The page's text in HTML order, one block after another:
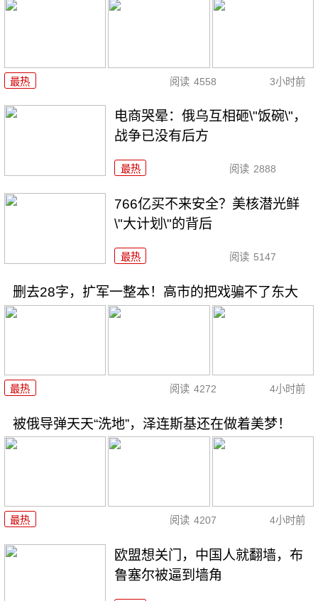
最热 阅读 4558 3小时前
电商哭晕：俄乌互相砸\"饭碗\"，
战争已没有后方
最热 阅读 2888
766亿买不来安全？美核潜光鲜
\"大计划\"的背后
最热 阅读 5147
删去28字，扩军一整本！高市的把戏骗不了东大
最热 阅读 4272 4小时前
被俄导弹天天“洗地”，泽连斯基还在做着美梦！
最热 阅读 4207 4小时前
欧盟想关门，中国人就翻墙，布
鲁塞尔被逼到墙角